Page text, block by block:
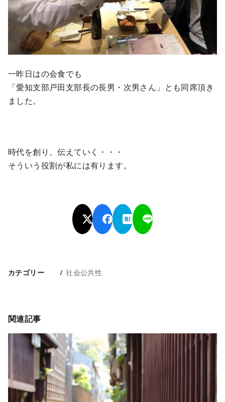
一昨日はの会食でも
「愛知支部戸田支部長の長男・次男さん」とも同席頂き
ました。
時代を創り、伝えていく・・・
そういう役割が私には有ります。
カテゴリー 社会公共性
関連記事